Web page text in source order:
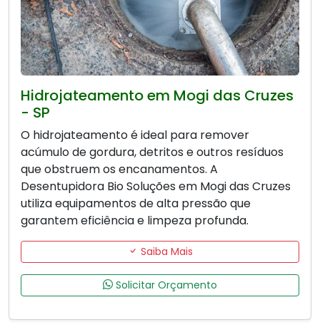
Hidrojateamento em Mogi das Cruzes
- SP
O hidrojateamento é ideal para remover
acúmulo de gordura, detritos e outros resíduos
que obstruem os encanamentos. A
Desentupidora Bio Soluções em Mogi das Cruzes
utiliza equipamentos de alta pressão que
garantem eficiência e limpeza profunda.
Saiba Mais
Solicitar Orçamento